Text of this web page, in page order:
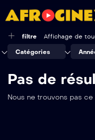
filtre Affichage de
Catégories
Pas de
Nous ne trouvons pas